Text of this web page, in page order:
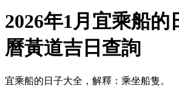
2026年1月宜乘船的
曆黃道吉日查詢
宜乘船的日子大全，解釋：乘坐船隻。